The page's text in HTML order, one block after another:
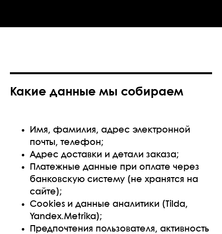
Какие данные мы собираем
Имя, фамилия, адрес электронной
почты, телефон;
Адрес доставки и детали заказа;
Платежные данные при оплате через
банковскую систему (не хранятся на
сайте);
Cookies и данные аналитики (Tilda,
Yandex.Metrika);
Предпочтения пользователя, активность